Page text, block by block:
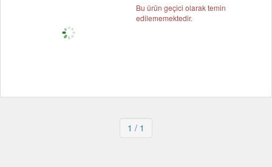
Bu ürün geçici olarak temin
edilememektedir.
1 / 1